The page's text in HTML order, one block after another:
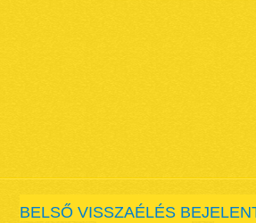
BELSŐ VISSZAÉLÉS